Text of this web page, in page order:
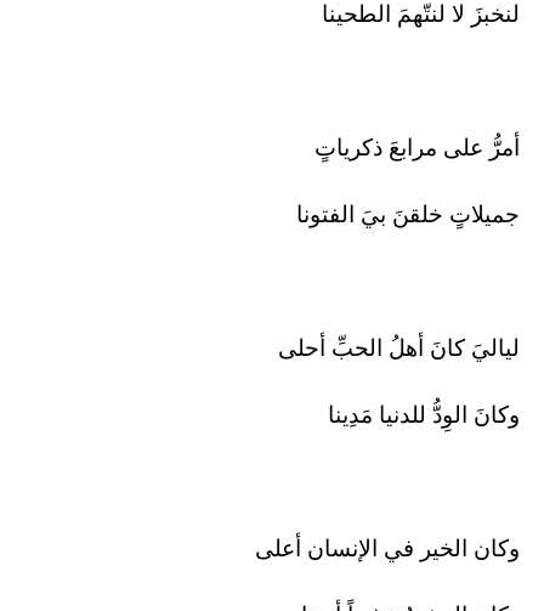
لنخبزَ لا لنتّهمَ الطحينا
أمرُّ على مرابعَ ذكرياتٍ
جميلاتٍ خلقنَ بيَ الفتونا
لياليَ كانَ أهلُ الحبِّ أحلى
وكانَ الوِدُّ للدنيا مَدِينا
وكان الخير في الإنسان أعلى